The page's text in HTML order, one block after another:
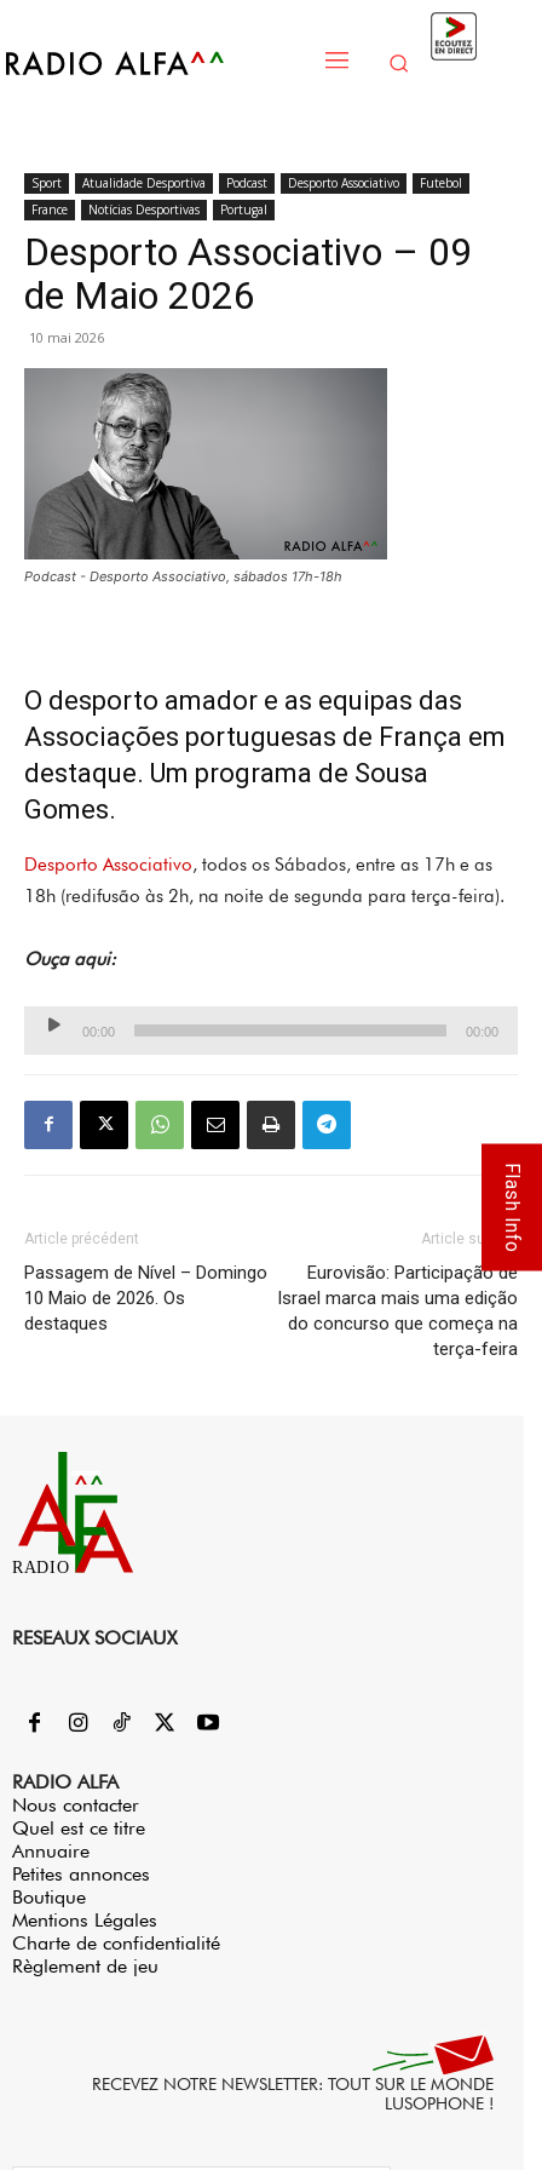
Sport Atualidade Desportiva Podcast Desporto Associativo
Futebol
France
Notícias Desportivas Portugal
Desporto Associativo – 09
de Maio 2026
10 mai 2026
Podcast - Desporto Associativo, sábados 17h-18h
O desporto amador e as equipas das
Associações portuguesas de França em
destaque. Um programa de Sousa
Gomes.
Desporto Associativo, todos os Sábados, entre as 17h e as
18h (redifusão às 2h, na noite de segunda para terça-feira).
Ouça aqui:
Lecteur
00:00 00:00
Article précédent
Passagem de Nível – Domingo
10 Maio de 2026. Os
destaques
Article suivant
Eurovisão: Participação de
Israel marca mais uma edição
do concurso que começa na
terça-feira
RADIO
RESEAUX SOCIAUX
RADIO ALFA
Nous contacter
Quel est ce titre
Annuaire
Petites annonces
Boutique
Mentions Légales
Charte de confidentialité
Règlement de jeu
RECEVEZ NOTRE NEWSLETTER: TOUT SUR LE MONDE
LUSOPHONE !
Flash Info